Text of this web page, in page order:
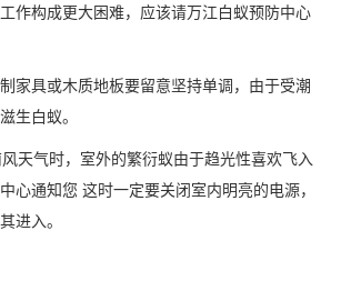
作构成更大困难，应该请万江白蚁预防中心
家具或木质地板要留意坚持单调，由于受潮
生白蚁。
天气时，室外的繁衍蚁由于趋光性喜欢飞入
中心通知您 这时一定要关闭室内明亮的电源，
进入。